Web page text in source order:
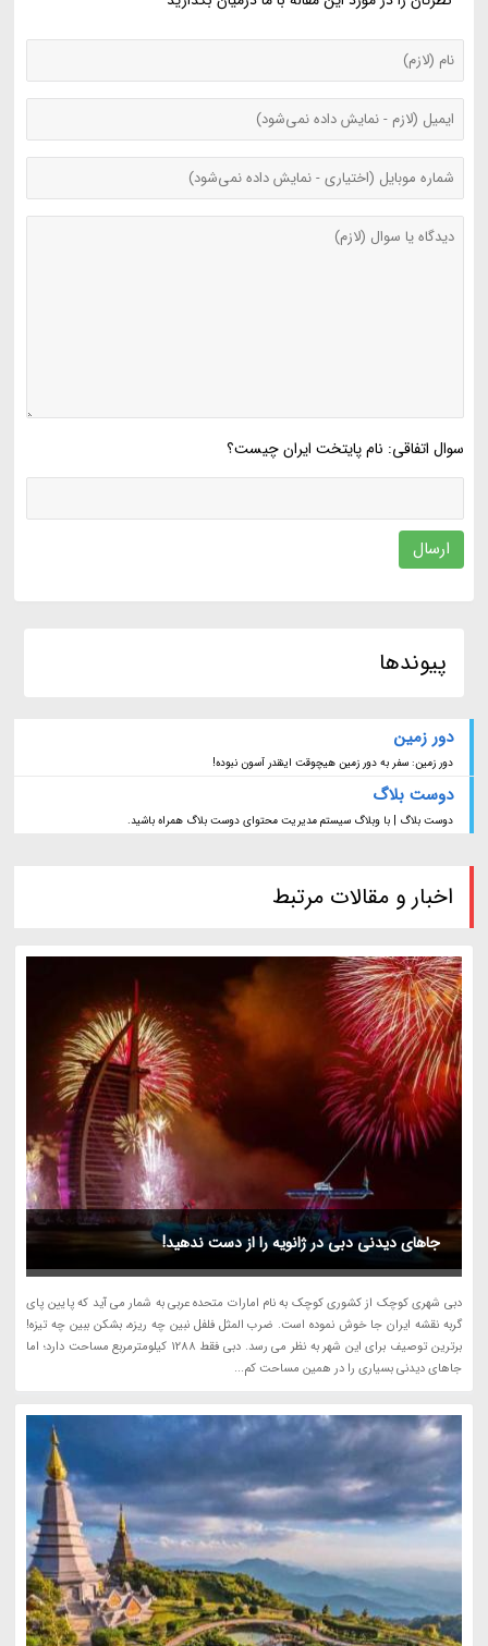
سوال اتفاقی: نام پایتخت ایران چیست؟
ارسال
پیوندها
دور زمین
دور زمین: سفر به دور زمین هیچوقت اینقدر آسون نبوده!
دوست بلاگ
دوست بلاگ | با وبلاگ سیستم مدیریت محتوای دوست بلاگ همراه باشید.
اخبار و مقالات مرتبط
جاهای دیدنی دبی در ژانویه را از دست ندهید!
دبی شهری کوچک از کشوری کوچک به نام امارات متحده عربی به شمار می آید که پایین پای
گربه نقشه ایران جا خوش نموده است. ضرب المثل فلفل نبین چه ریزه، بشکن ببین چه تیزه!
برترین توصیف برای این شهر به نظر می رسد. دبی فقط 1288 کیلومترمربع مساحت دارد؛ اما
جاهای دیدنی بسیاری را در همین مساحت کم...